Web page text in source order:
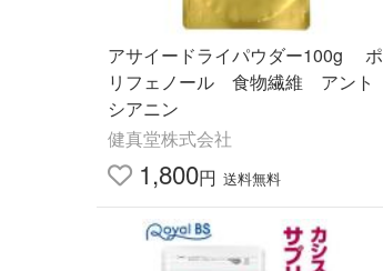
アサイードライパウダー100g ポ
リフェノール 食物繊維 アント
シアニン
健真堂株式会社
1,800円 送料無料